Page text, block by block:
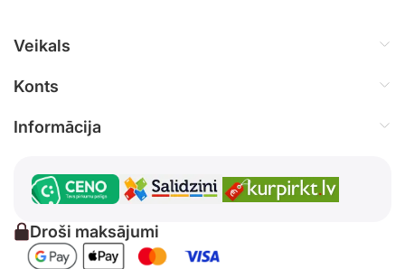
Veikals
Konts
Informācija
Droši maksājumi